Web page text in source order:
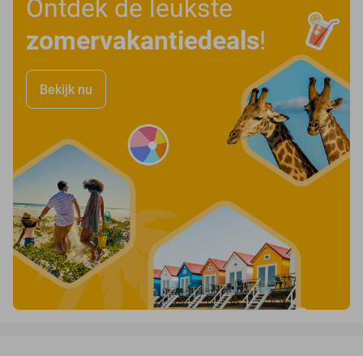
Ontdek de leukste
zomervakantiedeals!
Bekijk nu